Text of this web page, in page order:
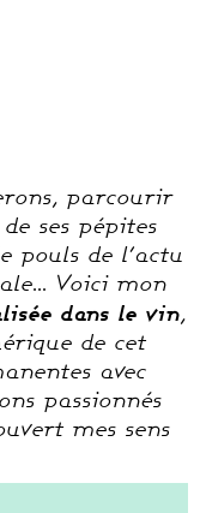
parcourir
ses pépites
pouls de l’actu
Voici mon
dans le vin,
de cet
avec
passionnés
mes sens